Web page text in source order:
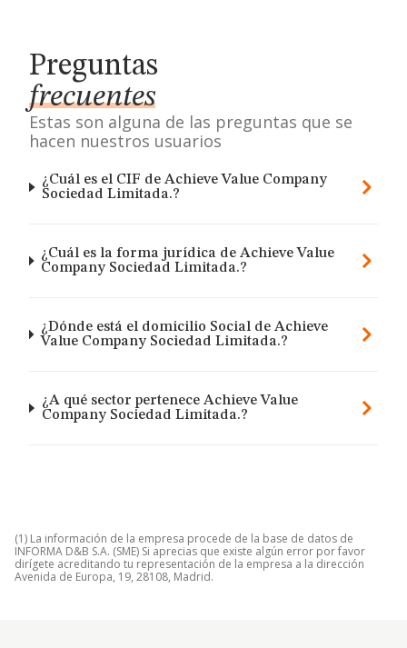
Preguntas
frecuentes
Estas son alguna de las preguntas que se
hacen nuestros usuarios
¿Cuál es el CIF de Achieve Value Company
Sociedad Limitada.?
¿Cuál es la forma jurídica de Achieve Value
Company Sociedad Limitada.?
¿Dónde está el domicilio Social de Achieve
Value Company Sociedad Limitada.?
¿A qué sector pertenece Achieve Value
Company Sociedad Limitada.?
(1) La información de la empresa procede de la base de datos de
INFORMA D&B S.A. (SME) Si aprecias que existe algún error por favor
dirígete acreditando tu representación de la empresa a la dirección
Avenida de Europa, 19, 28108, Madrid.